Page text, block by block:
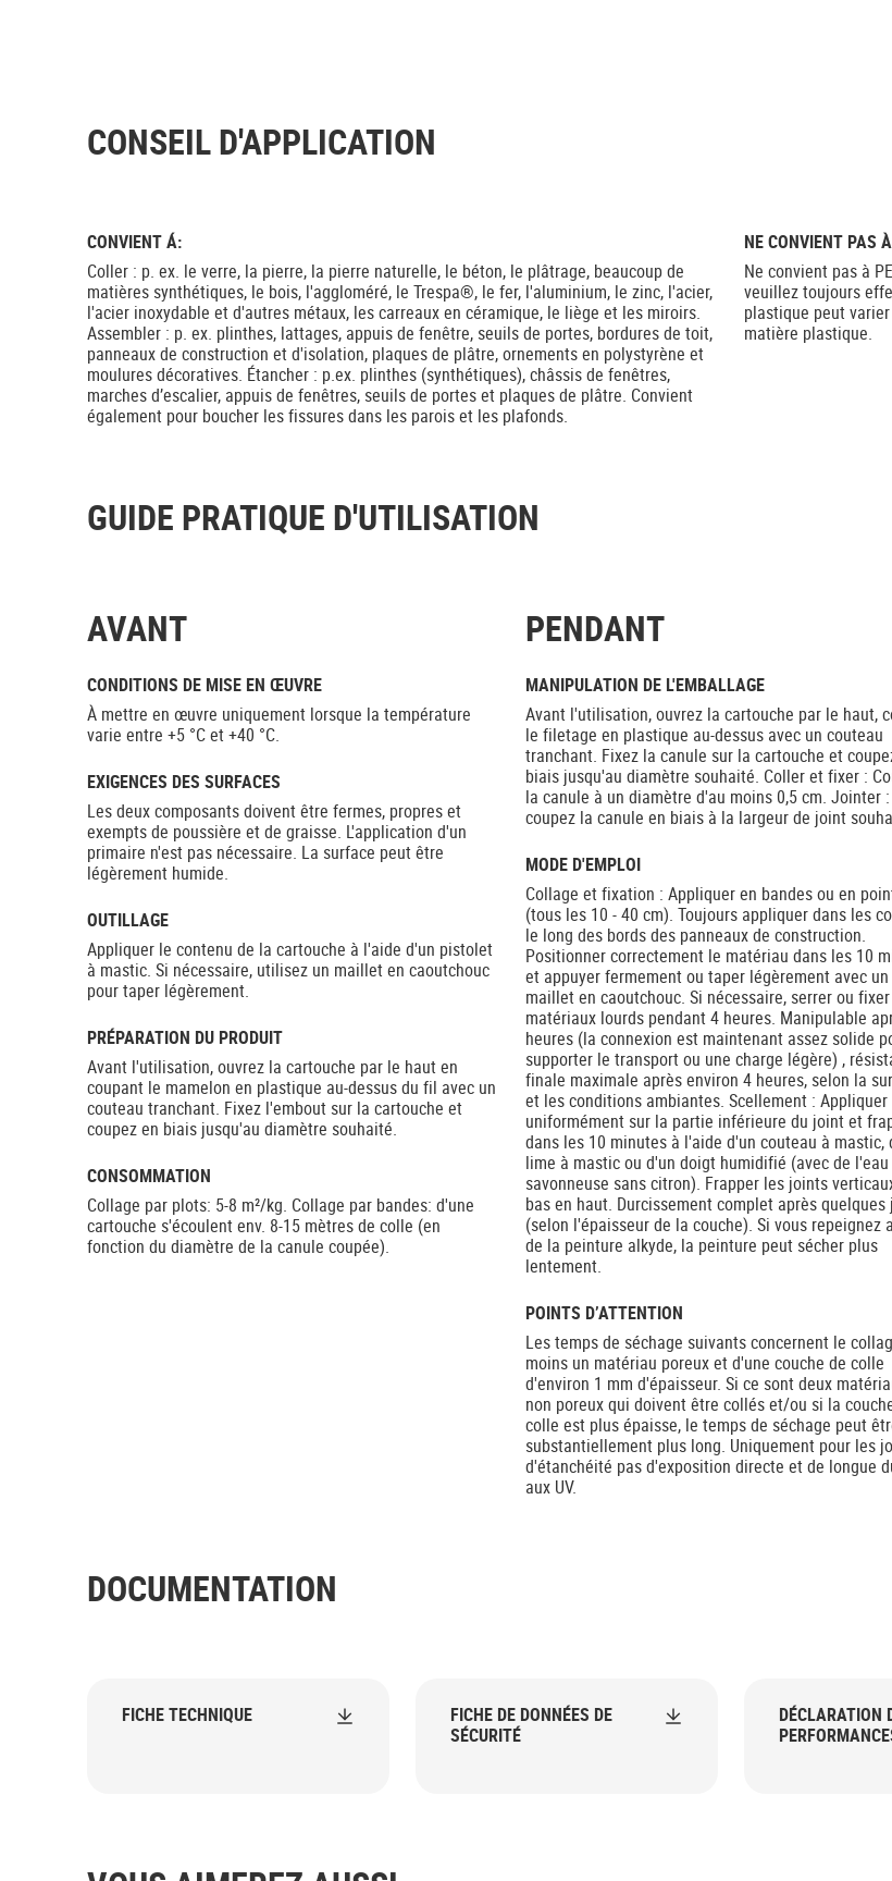
CONSEIL D'APPLICATION
CONVIENT Á:
Coller : p. ex. le verre, la pierre, la pierre naturelle, le béton, le plâtrage, beaucoup de
matières synthétiques, le bois, l'aggloméré, le Trespa®, le fer, l'aluminium, le zinc, l'acier,
l'acier inoxydable et d'autres métaux, les carreaux en céramique, le liège et les miroirs.
Assembler : p. ex. plinthes, lattages, appuis de fenêtre, seuils de portes, bordures de toit,
panneaux de construction et d'isolation, plaques de plâtre, ornements en polystyrène et
moulures décoratives. Étancher : p.ex. plinthes (synthétiques), châssis de fenêtres,
marches d’escalier, appuis de fenêtres, seuils de portes et plaques de plâtre. Convient
également pour boucher les fissures dans les parois et les plafonds.
NE CONVIENT PAS
Ne convient pas à
veuillez toujours
plastique peut
matière plastique.
GUIDE PRATIQUE D'UTILISATION
AVANT
CONDITIONS DE MISE EN ŒUVRE
À mettre en œuvre uniquement lorsque la température
varie entre +5 °C et +40 °C.
EXIGENCES DES SURFACES
Les deux composants doivent être fermes, propres et
exempts de poussière et de graisse. L'application d'un
primaire n'est pas nécessaire. La surface peut être
légèrement humide.
OUTILLAGE
Appliquer le contenu de la cartouche à l'aide d'un pistolet
à mastic. Si nécessaire, utilisez un maillet en caoutchouc
pour taper légèrement.
PRÉPARATION DU PRODUIT
Avant l'utilisation, ouvrez la cartouche par le haut en
coupant le mamelon en plastique au-dessus du fil avec un
couteau tranchant. Fixez l'embout sur la cartouche et
coupez en biais jusqu'au diamètre souhaité.
CONSOMMATION
Collage par plots: 5-8 m²/kg. Collage par bandes: d'une
cartouche s'écoulent env. 8-15 mètres de colle (en
fonction du diamètre de la canule coupée).
PENDANT
MANIPULATION DE L'EMBALLAGE
Avant l'utilisation, ouvrez la cartouche par le haut,
le filetage en plastique au-dessus avec un couteau
tranchant. Fixez la canule sur la cartouche et
biais jusqu'au diamètre souhaité. Coller et fixer :
la canule à un diamètre d'au moins 0,5 cm. Jointer :
coupez la canule en biais à la largeur de joint
MODE D'EMPLOI
Collage et fixation : Appliquer en bandes ou en
(tous les 10 - 40 cm). Toujours appliquer dans les
le long des bords des panneaux de construction.
Positionner correctement le matériau dans les 10
et appuyer fermement ou taper légèrement avec un
maillet en caoutchouc. Si nécessaire, serrer ou
matériaux lourds pendant 4 heures. Manipulable
heures (la connexion est maintenant assez solide
supporter le transport ou une charge légère) ,
finale maximale après environ 4 heures, selon la
et les conditions ambiantes. Scellement : Appliquer
uniformément sur la partie inférieure du joint et
dans les 10 minutes à l'aide d'un couteau à mastic,
lime à mastic ou d'un doigt humidifié (avec de l'eau
savonneuse sans citron). Frapper les joints
bas en haut. Durcissement complet après quelques
(selon l'épaisseur de la couche). Si vous repeignez
de la peinture alkyde, la peinture peut sécher plus
lentement.
POINTS D’ATTENTION
Les temps de séchage suivants concernent le
moins un matériau poreux et d'une couche de colle
d'environ 1 mm d'épaisseur. Si ce sont deux
non poreux qui doivent être collés et/ou si la
colle est plus épaisse, le temps de séchage peut
substantiellement plus long. Uniquement pour les
d'étanchéité pas d'exposition directe et de longue
aux UV.
DOCUMENTATION
FICHE TECHNIQUE
FICHE DE DONNÉES DE
SÉCURITÉ
DÉCLARATION